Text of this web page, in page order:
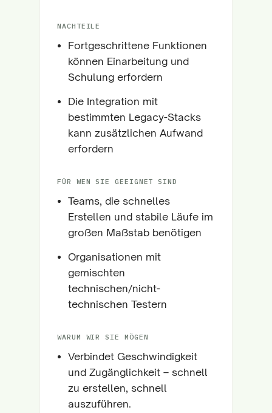
NACHTEILE
Fortgeschrittene Funktionen
können Einarbeitung und
Schulung erfordern
Die Integration mit
bestimmten Legacy-Stacks
kann zusätzlichen Aufwand
erfordern
FÜR WEN SIE GEEIGNET SIND
Teams, die schnelles
Erstellen und stabile Läufe im
großen Maßstab benötigen
Organisationen mit
gemischten
technischen/nicht-
technischen Testern
WARUM WIR SIE MÖGEN
Verbindet Geschwindigkeit
und Zugänglichkeit – schnell
zu erstellen, schnell
auszuführen.